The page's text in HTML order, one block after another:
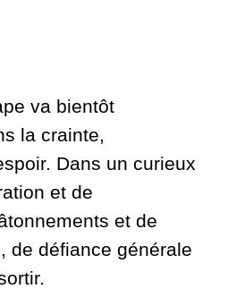
va bientôt
la crainte,
Dans un curieux
et de
et de
de défiance générale